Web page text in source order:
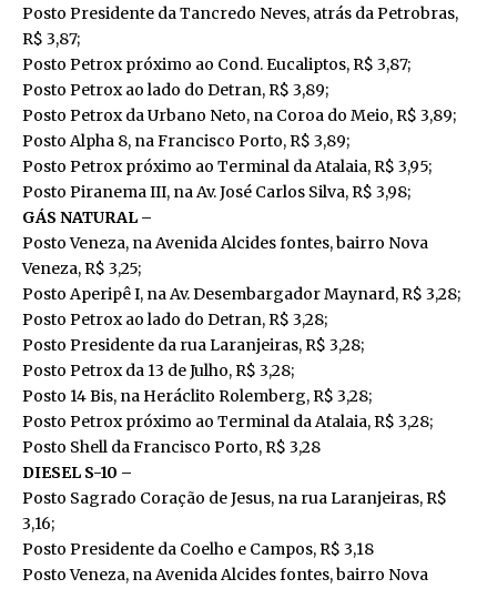
Posto Presidente da Tancredo Neves, atrás da Petrobras,
R$ 3,87;
Posto Petrox próximo ao Cond. Eucaliptos, R$ 3,87;
Posto Petrox ao lado do Detran, R$ 3,89;
Posto Petrox da Urbano Neto, na Coroa do Meio, R$ 3,89;
Posto Alpha 8, na Francisco Porto, R$ 3,89;
Posto Petrox próximo ao Terminal da Atalaia, R$ 3,95;
Posto Piranema III, na Av. José Carlos Silva, R$ 3,98;
GÁS NATURAL –
Posto Veneza, na Avenida Alcides fontes, bairro Nova
Veneza, R$ 3,25;
Posto Aperipê I, na Av. Desembargador Maynard, R$ 3,28;
Posto Petrox ao lado do Detran, R$ 3,28;
Posto Presidente da rua Laranjeiras, R$ 3,28;
Posto Petrox da 13 de Julho, R$ 3,28;
Posto 14 Bis, na Heráclito Rolemberg, R$ 3,28;
Posto Petrox próximo ao Terminal da Atalaia, R$ 3,28;
Posto Shell da Francisco Porto, R$ 3,28
DIESEL S-10 –
Posto Sagrado Coração de Jesus, na rua Laranjeiras, R$
3,16;
Posto Presidente da Coelho e Campos, R$ 3,18
Posto Veneza, na Avenida Alcides fontes, bairro Nova